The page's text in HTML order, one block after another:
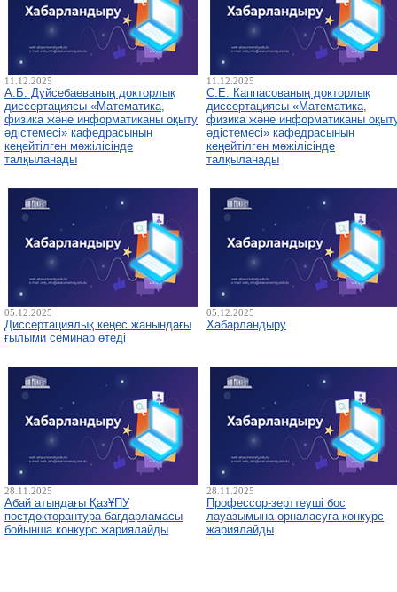
11.12.2025
А.Б. Дуйсебаеваның докторлық
диссертациясы «Математика,
физика және информатиканы оқыту
әдістемесі» кафедрасының
кеңейтілген мәжілісінде
талқыланады
11.12.2025
С.Е. Каппасованың докторлық
диссертациясы «Математика,
физика және информатиканы
әдістемесі» кафедрасының
кеңейтілген мәжілісінде
талқыланады
05.12.2025
Диссертациялық кеңес жанындағы
ғылыми семинар өтеді
05.12.2025
Хабарландыру
28.11.2025
Абай атындағы ҚазҰПУ
постдокторантура бағдарламасы
бойынша конкурс жариялайды
28.11.2025
Профессор-зерттеуші бос
лауазымына орналасуға конкурс
жариялайды